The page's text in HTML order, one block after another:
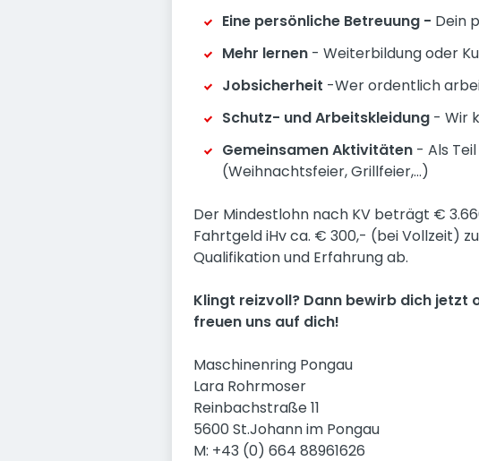
Eine persönliche Betreuung - Dein
Mehr lernen - Weiterbildung oder
Jobsicherheit -Wer ordentlich
Schutz- und Arbeitskleidung - Wir
Gemeinsamen Aktivitäten - Als
(Weihnachtsfeier, Grillfeier,...)
Der Mindestlohn nach KV beträgt €
Fahrtgeld iHv ca. € 300,- (bei Vollzeit)
Qualifikation und Erfahrung ab.
Klingt reizvoll? Dann bewirb dich jetzt
freuen uns auf dich!
Maschinenring Pongau
Lara Rohrmoser
Reinbachstraße 11
5600 St.Johann im Pongau
M: +43 (0) 664 88961626